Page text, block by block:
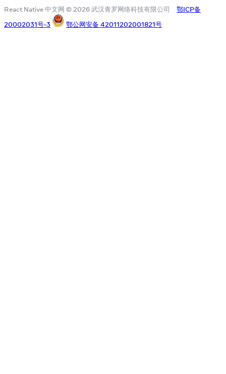
React Native 中文网 © 2026 武汉青罗网络科技有限公司
鄂ICP备
20002031号-3
鄂公网安备 42011202001821号